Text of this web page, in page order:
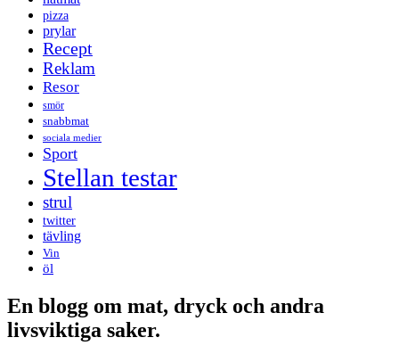
pizza
prylar
Recept
Reklam
Resor
smör
snabbmat
sociala medier
Sport
Stellan testar
strul
twitter
tävling
Vin
öl
En blogg om mat, dryck och andra
livsviktiga saker.